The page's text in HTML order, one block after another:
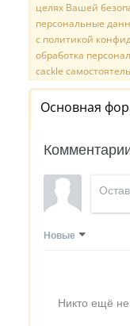
целях Вашей
персональные
с политикой
обработка
cackle
Основная
Новые
Никто ещё не